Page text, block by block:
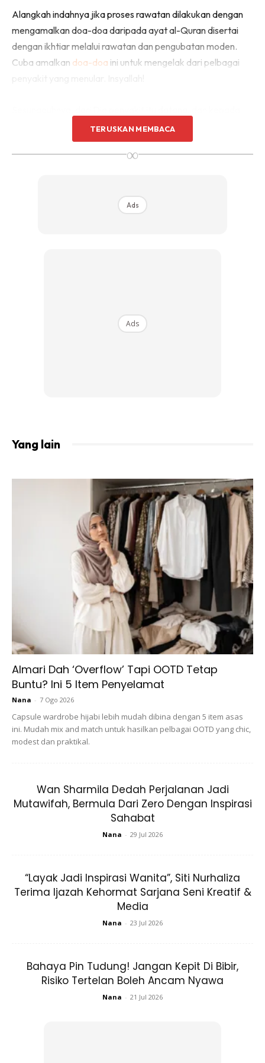
Alangkah indahnya jika proses rawatan dilakukan dengan
mengamalkan doa-doa daripada ayat al-Quran disertai
dengan ikhtiar melalui rawatan dan pengubatan moden.
Cuba amalkan doa-doa ini untuk mengelak dari pelbagai
Dia Rita mohon penawarnya. Semoga beroleh manfaat.
Doa Ketika Terjadi Penyakit Menular:
Ads
Doa Menjauhi Wabak Penyakit:
TERUSKAN MEMBACA
∞
Ads
Ads
Yang lain
Almari Dah ‘Overflow’ Tapi OOTD Tetap
Buntu? Ini 5 Item Penyelamat
Nana - 7 Ogo 2026
Capsule wardrobe hijabi lebih mudah dibina dengan 5 item asas
ini. Mudah mix and match untuk hasilkan pelbagai OOTD yang chic,
modest dan praktikal.
Wan Sharmila Dedah Perjalanan Jadi
Mutawifah, Bermula Dari Zero Dengan Inspirasi
Sahabat
Nana - 29 Jul 2026
“Layak Jadi Inspirasi Wanita”, Siti Nurhaliza
Terima Ijazah Kehormat Sarjana Seni Kreatif &
Media
Nana - 23 Jul 2026
Bahaya Pin Tudung! Jangan Kepit Di Bibir,
Risiko Tertelan Boleh Ancam Nyawa
Nana - 21 Jul 2026